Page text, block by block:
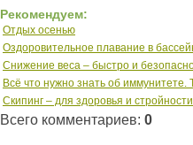
Рекомендуем:
Отдых осенью
Оздоровительное плавание в
Снижение веса – быстро и
Всё что нужно знать об иммунитете.
Скипинг – для здоровья и стройности
Всего комментариев: 0